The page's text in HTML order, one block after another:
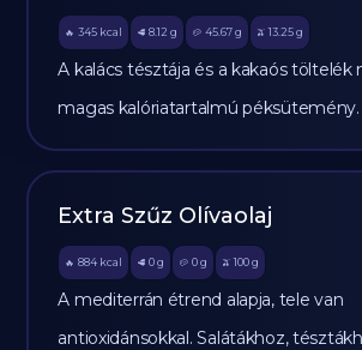
🔥 345 kcal 🥩 8.12 g 🥔 45.67g 🫒 13.25 g
A kalács tésztája és a kakaós
magas kalóriatartalmú péksütemény.
Extra Szűz Olívaolaj
🔥 884 kcal 🥩 0 g 🥔 0g 🫒 100 g
A mediterrán étrend alapja, tele van
antioxidánsokkal. Salátákhoz,